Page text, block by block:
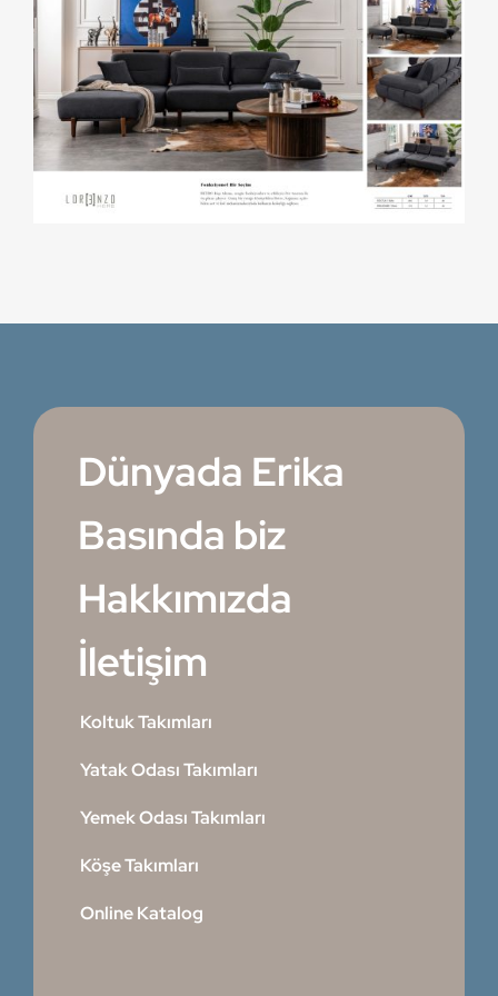
Dünyada Erika
Basında biz
Hakkımızda
İletişim
Koltuk Takımları
Yatak Odası Takımları
Yemek Odası Takımları
Köşe Takımları
Online Katalog